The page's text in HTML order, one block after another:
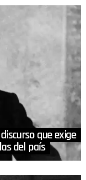
que exige
del país